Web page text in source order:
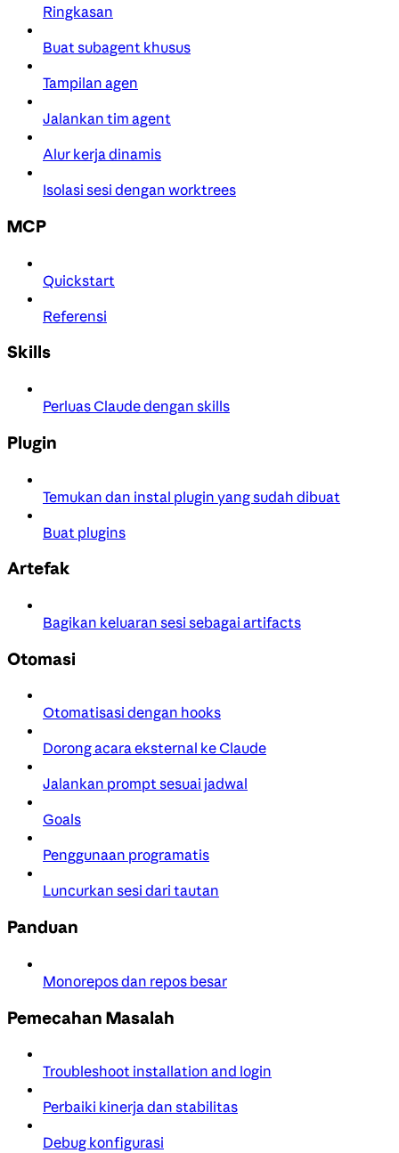
Ringkasan
Buat subagent khusus
Tampilan agen
Jalankan tim agent
Alur kerja dinamis
Isolasi sesi dengan worktrees
MCP
Quickstart
Referensi
Skills
Perluas Claude dengan skills
Plugin
Temukan dan instal plugin yang sudah dibuat
Buat plugins
Artefak
Bagikan keluaran sesi sebagai artifacts
Otomasi
Otomatisasi dengan hooks
Dorong acara eksternal ke Claude
Jalankan prompt sesuai jadwal
Goals
Penggunaan programatis
Luncurkan sesi dari tautan
Panduan
Monorepos dan repos besar
Pemecahan Masalah
Troubleshoot installation and login
Perbaiki kinerja dan stabilitas
Debug konfigurasi